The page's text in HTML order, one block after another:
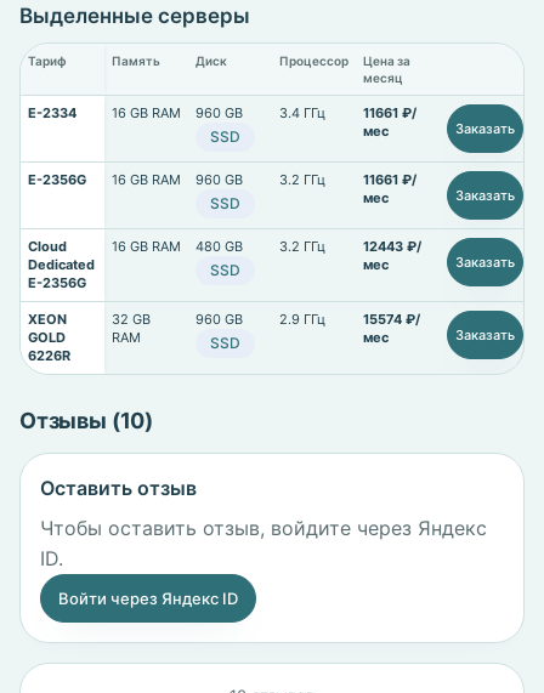
Выделенные серверы
Тариф Память Диск Процессор
Цена за
месяц
E-2334 16 GB RAM 960 GB
SSD
3.4 ГГц
11661 ₽/
мес
Заказать
E-2356G 16 GB RAM 960 GB
SSD
3.2 ГГц
11661 ₽/
мес
Заказать
Cloud
Dedicated
E-2356G
16 GB RAM 480 GB
SSD
3.2 ГГц
12443 ₽/
мес
Заказать
XEON
GOLD
6226R
32 GB
RAM
960 GB
SSD
2.9 ГГц
15574 ₽/
мес
Заказать
Отзывы (10)
Оставить отзыв
Чтобы оставить отзыв, войдите через Яндекс
ID.
Войти через Яндекс ID